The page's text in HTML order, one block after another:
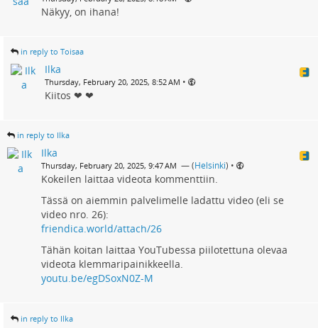
Näkyy, on ihana!
in reply to Toisaa
Ilka
Thursday, February 20, 2025, 8:52 AM •
Kiitos ❤ ❤
in reply to Ilka
Ilka
Thursday, February 20, 2025, 9:47 AM — (Helsinki) •
Kokeilen laittaa videota kommenttiin.
Tässä on aiemmin palvelimelle ladattu video (eli se
video nro. 26):
friendica.world/attach/26
Tähän koitan laittaa YouTubessa piilotettuna olevaa
videota klemmaripainikkeella.
youtu.be/egDSoxN0Z-M
in reply to Ilka